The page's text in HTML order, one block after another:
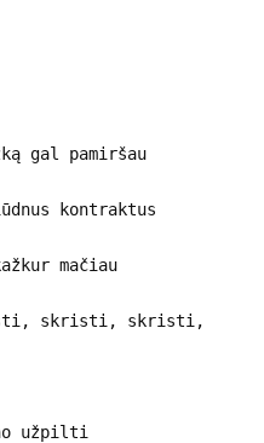
gal pamiršau
kontraktus
mačiau
skristi, skristi,
užpilti